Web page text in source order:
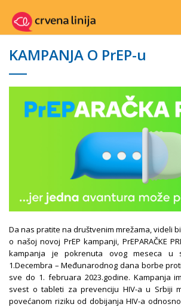
KAMPANJA O PrEP-u
Da nas pratite na društvenim mrežama, videli
o našoj novoj PrEP kampanji, PrEPARAČKE
kampanja je pokrenuta ovog meseca u
1.Decembra – Međunarodnog dana borbe
sve do 1. februara 2023.godine. Kampanja
svest o tableti za prevenciju HIV-a u Srbiji
povećanom riziku od dobijanja HIV-a